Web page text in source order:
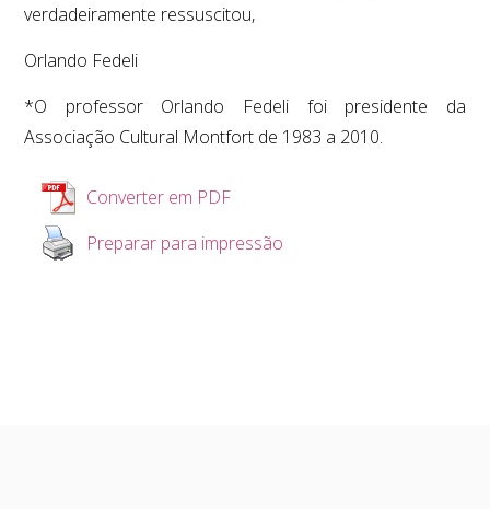
verdadeiramente ressuscitou,
Orlando Fedeli
*O professor Orlando Fedeli foi presidente da
Associação Cultural Montfort de 1983 a 2010.
Converter em PDF
Preparar para impressão